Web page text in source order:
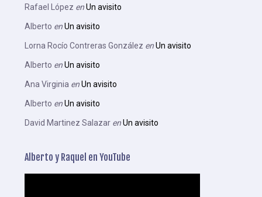
Rafael López enUn avisito
Alberto enUn avisito
Lorna Rocío Contreras González enUn avisito
Alberto enUn avisito
Ana Virginia enUn avisito
Alberto enUn avisito
David Martinez Salazar enUn avisito
Alberto y Raquel en YouTube